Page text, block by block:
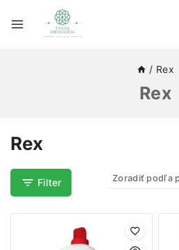
/ Rex
Rex
Rex
Filter